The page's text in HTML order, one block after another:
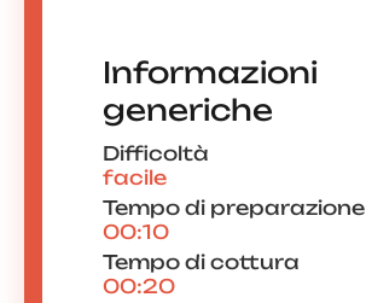
Informazioni
generiche
Difficoltà
facile
Tempo di preparazione
00:10
Tempo di cottura
00:20